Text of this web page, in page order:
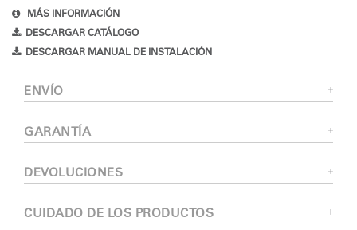
MÁS INFORMACIÓN
DESCARGAR CATÁLOGO
DESCARGAR MANUAL DE INSTALACIÓN
ENVÍO
GARANTÍA
DEVOLUCIONES
CUIDADO DE LOS PRODUCTOS